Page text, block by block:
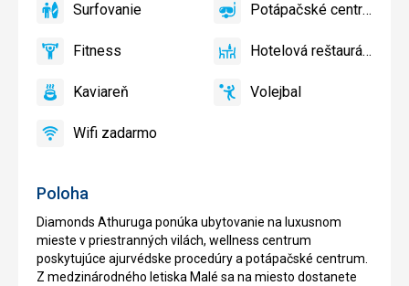
Poloha
Diamonds Athuruga ponúka ubytovanie na luxusnom
mieste v priestranných vilách, wellness centrum
poskytujúce ajurvédske procedúry a potápačské centrum.
Z medzinárodného letiska Malé sa na miesto dostanete
bazéne
Surfovanie
Surfovanie
áno
Potápačské
Potápačské centrum
áno
FitnessFitness
áno
HotelováHotelová reštaurácia
áno
KaviareňKaviareň
áno VolejbalVolejbal
áno
Wifi
Wifi zadarmo
áno